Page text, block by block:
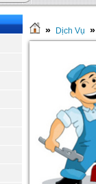
» Dịch Vụ »